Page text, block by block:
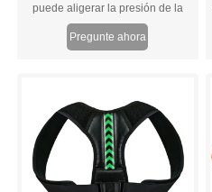
puede aligerar la presión de la
rodilla a unos 40 kgs de su peso.
Te hace sentir ligero, sin dolor y
que avanza con sus actividades.
Nunca tendrás que preocuparte
por la incomodidad conjunta de
nuevo
Pregunte ahora